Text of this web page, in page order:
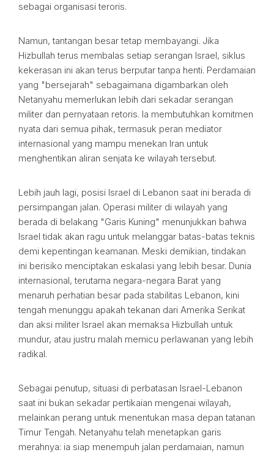
sebagai organisasi teroris.
Namun, tantangan besar tetap membayangi. Jika
Hizbullah terus membalas setiap serangan Israel, siklus
kekerasan ini akan terus berputar tanpa henti. Perdamaian
yang "bersejarah" sebagaimana digambarkan oleh
Netanyahu memerlukan lebih dari sekadar serangan
militer dan pernyataan retoris. Ia membutuhkan komitmen
nyata dari semua pihak, termasuk peran mediator
internasional yang mampu menekan Iran untuk
menghentikan aliran senjata ke wilayah tersebut.
Lebih jauh lagi, posisi Israel di Lebanon saat ini berada di
persimpangan jalan. Operasi militer di wilayah yang
berada di belakang "Garis Kuning" menunjukkan bahwa
Israel tidak akan ragu untuk melanggar batas-batas teknis
demi kepentingan keamanan. Meski demikian, tindakan
ini berisiko menciptakan eskalasi yang lebih besar. Dunia
internasional, terutama negara-negara Barat yang
menaruh perhatian besar pada stabilitas Lebanon, kini
tengah menunggu apakah tekanan dari Amerika Serikat
dan aksi militer Israel akan memaksa Hizbullah untuk
mundur, atau justru malah memicu perlawanan yang lebih
radikal.
Sebagai penutup, situasi di perbatasan Israel-Lebanon
saat ini bukan sekadar pertikaian mengenai wilayah,
melainkan perang untuk menentukan masa depan tatanan
Timur Tengah. Netanyahu telah menetapkan garis
merahnya: ia siap menempuh jalan perdamaian, namun